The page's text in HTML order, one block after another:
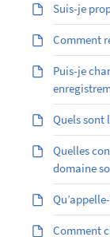
Suis-je
Comment
Puis-je
Quels sont
Quelles
domaine
Comment